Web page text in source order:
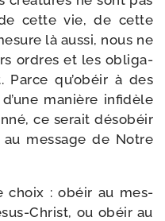
cette vie, de cette
là aus­si, nous ne
ordres et les obli­ga­
Parce qu’obéir à des
manière infi­dèle
ce serait déso­béir
mes­sage de Notre
choix : obéir au mes­
​Christ, ou obéir au